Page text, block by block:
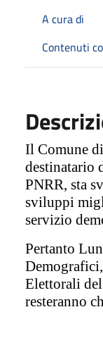
A cura di
Contenuti
Il Comune
destinatario
PNRR, sta
sviluppi
servizio
Pertanto
Elettorali
resteranno